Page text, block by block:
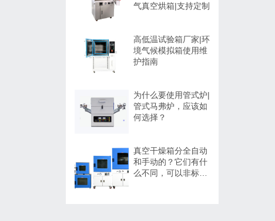
气真空烘箱|支持定制
高低温试验箱厂家|环
境气候模拟箱使用维
护指南
为什么要使用管式炉|
管式马弗炉，应该如
何选择？
真空干燥箱分全自动
和手动的？它们有什
么不同，可以非标定